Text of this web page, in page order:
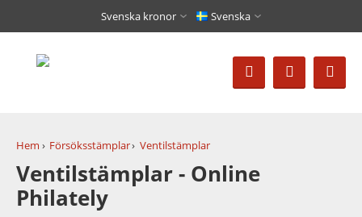
Svenska kronor Svenska
Hem Försöksstämplar Ventilstämplar
Ventilstämplar - Online
Philately